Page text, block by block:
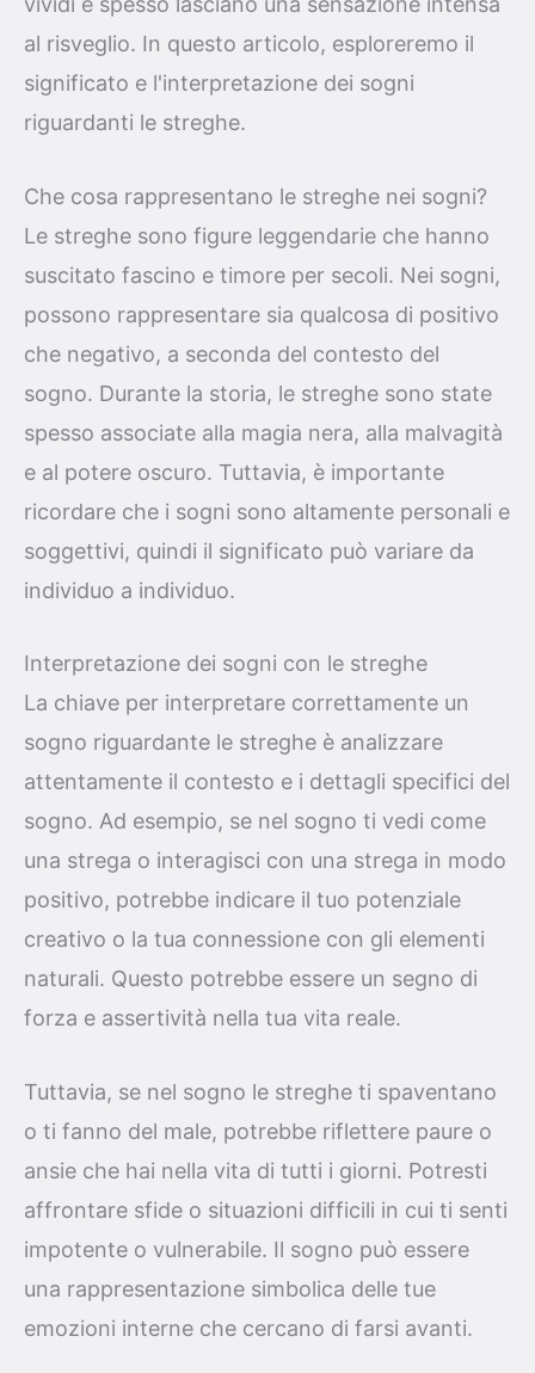
al risveglio. In questo articolo, esploreremo il
significato e l'interpretazione dei sogni
riguardanti le streghe.
Che cosa rappresentano le streghe nei sogni?
Le streghe sono figure leggendarie che hanno
suscitato fascino e timore per secoli. Nei sogni,
possono rappresentare sia qualcosa di positivo
che negativo, a seconda del contesto del
sogno. Durante la storia, le streghe sono state
spesso associate alla magia nera, alla malvagità
e al potere oscuro. Tuttavia, è importante
ricordare che i sogni sono altamente personali e
soggettivi, quindi il significato può variare da
individuo a individuo.
Interpretazione dei sogni con le streghe
La chiave per interpretare correttamente un
sogno riguardante le streghe è analizzare
attentamente il contesto e i dettagli specifici del
sogno. Ad esempio, se nel sogno ti vedi come
una strega o interagisci con una strega in modo
positivo, potrebbe indicare il tuo potenziale
creativo o la tua connessione con gli elementi
naturali. Questo potrebbe essere un segno di
forza e assertività nella tua vita reale.
Tuttavia, se nel sogno le streghe ti spaventano
o ti fanno del male, potrebbe riflettere paure o
ansie che hai nella vita di tutti i giorni. Potresti
affrontare sfide o situazioni difficili in cui ti senti
impotente o vulnerabile. Il sogno può essere
una rappresentazione simbolica delle tue
emozioni interne che cercano di farsi avanti.